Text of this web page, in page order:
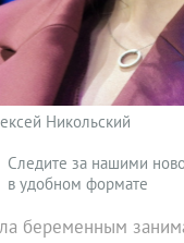
Никольский
Следите за нашими
в удобном формате
беременным